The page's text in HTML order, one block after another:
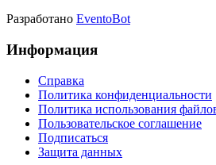
Разработано EventoBot
Информация
Справка
Политика конфиденциальности
Политика использования
Пользовательское соглашение
Подписаться
Защита данных